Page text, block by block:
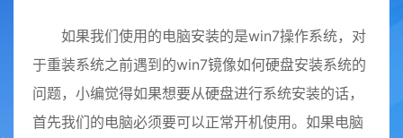
如果我们使用的电脑安装的是win7操作系统，对
于重装系统之前遇到的win7镜像如何硬盘安装系统的
问题，小编觉得如果想要从硬盘进行系统安装的话，
首先我们的电脑必须要可以正常开机使用。如果电脑